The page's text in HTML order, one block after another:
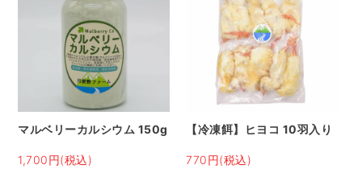
マルベリーカルシウム 150g
1,700円(税込)
【冷凍餌】ヒヨコ 10羽入り
770円(税込)